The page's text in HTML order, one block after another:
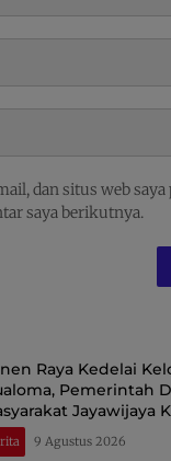
dan situs web saya
saya berikutnya.
Raya Kedelai
Pemerintah
Jayawijaya
9 Agustus 2026